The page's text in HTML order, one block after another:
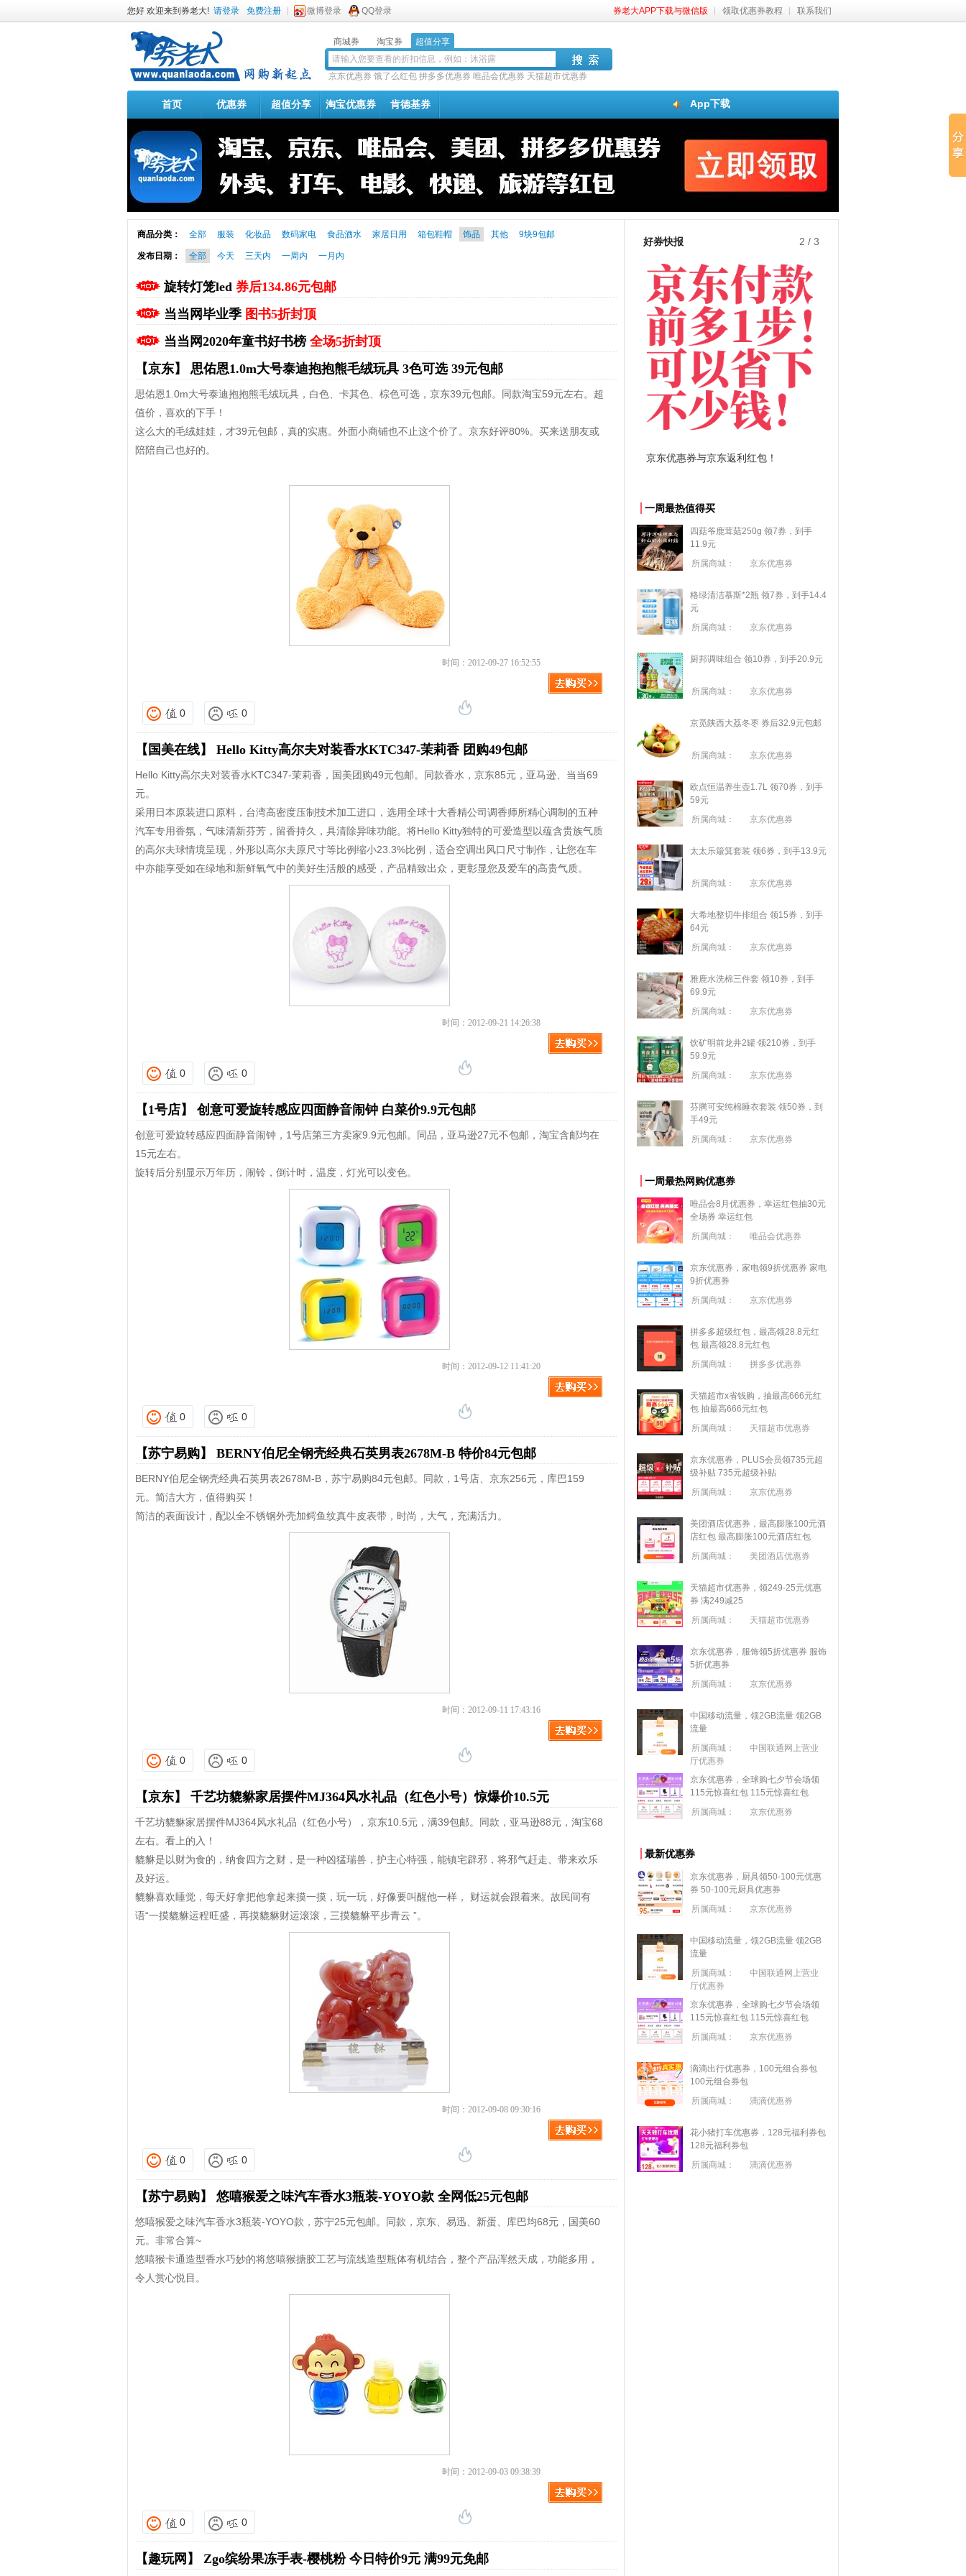
您好 欢迎来到券老大! 请登录 免费注册 微博登录 QQ登录 券老大APP下载与微信版 领取优惠券教程 联系我们
商城券 淘宝券 超值分享
京东优惠券 饿了么红包 拼多多优惠券 唯品会优惠券 天猫超市优惠券
App下载
首页 优惠券 超值分享 淘宝优惠券 肯德基券
商品分类： 全部 服装 化妆品 数码家电 食品酒水 家居日用 箱包鞋帽 饰品 其他 9块9包邮
发布日期： 全部 今天 三天内 一周内 一月内
旋转灯笼led 券后134.86元包邮
当当网毕业季 图书5折封顶
当当网2020年童书好书榜 全场5折封顶
【京东】 思佑恩1.0m大号泰迪抱抱熊毛绒玩具 3色可选 39元包邮
思佑恩1.0m大号泰迪抱抱熊毛绒玩具，白色、卡其色、棕色可选，京东39元包邮。同款淘宝59元左右。超
值价，喜欢的下手！
这么大的毛绒娃娃，才39元包邮，真的实惠。外面小商铺也不止这个价了。京东好评80%。买来送朋友或
陪陪自己也好的。
时间：2012-09-27 16:52:55
0 0
【国美在线】 Hello Kitty高尔夫对装香水KTC347-茉莉香 团购49包邮
Hello Kitty高尔夫对装香水KTC347-茉莉香，国美团购49元包邮。同款香水，京东85元，亚马逊、当当69
元。
采用日本原装进口原料，台湾高密度压制技术加工进口，选用全球十大香精公司调香师所精心调制的五种
汽车专用香氛，气味清新芬芳，留香持久，具清除异味功能。将Hello Kitty独特的可爱造型以蕴含贵族气质
的高尔夫球情境呈现，外形以高尔夫原尺寸等比例缩小23.3%比例，适合空调出风口尺寸制作，让您在车
中亦能享受如在绿地和新鲜氧气中的美好生活般的感受，产品精致出众，更彰显您及爱车的高贵气质。
时间：2012-09-21 14:26:38
0 0
【1号店】 创意可爱旋转感应四面静音闹钟 白菜价9.9元包邮
创意可爱旋转感应四面静音闹钟，1号店第三方卖家9.9元包邮。同品，亚马逊27元不包邮，淘宝含邮均在
15元左右。
旋转后分别显示万年历，闹铃，倒计时，温度，灯光可以变色。
时间：2012-09-12 11:41:20
0 0
【苏宁易购】 BERNY伯尼全钢壳经典石英男表2678M-B 特价84元包邮
BERNY伯尼全钢壳经典石英男表2678M-B，苏宁易购84元包邮。同款，1号店、京东256元，库巴159
元。简洁大方，值得购买！
简洁的表面设计，配以全不锈钢外壳加鳄鱼纹真牛皮表带，时尚，大气，充满活力。
时间：2012-09-11 17:43:16
0 0
【京东】 千艺坊貔貅家居摆件MJ364风水礼品（红色小号）惊爆价10.5元
千艺坊貔貅家居摆件MJ364风水礼品（红色小号），京东10.5元，满39包邮。同款，亚马逊88元，淘宝68
左右。看上的入！
貔貅是以财为食的，纳食四方之财，是一种凶猛瑞兽，护主心特强，能镇宅辟邪，将邪气赶走、带来欢乐
及好运。
貔貅喜欢睡觉，每天好拿把他拿起来摸一摸，玩一玩，好像要叫醒他一样， 财运就会跟着来。故民间有
语“一摸貔貅运程旺盛，再摸貔貅财运滚滚，三摸貔貅平步青云 ”。
时间：2012-09-08 09:30:16
0 0
【苏宁易购】 悠嘻猴爱之味汽车香水3瓶装-YOYO款 全网低25元包邮
悠嘻猴爱之味汽车香水3瓶装-YOYO款，苏宁25元包邮。同款，京东、易迅、新蛋、库巴均68元，国美60
元。非常合算~
悠嘻猴卡通造型香水巧妙的将悠嘻猴搪胶工艺与流线造型瓶体有机结合，整个产品浑然天成，功能多用，
令人赏心悦目。
时间：2012-09-03 09:38:39
0 0
【趣玩网】 Zgo缤纷果冻手表-樱桃粉 今日特价9元 满99元免邮
好券快报 3 / 3
拼多多优惠券+拼多多返利
一周最热值得买
四菇爷鹿茸菇250g 领7券，到手
11.9元
所属商城：
京东优惠券
格绿清洁慕斯*2瓶 领7券，到手14.4
元
所属商城：
京东优惠券
厨邦调味组合 领10券，到手20.9元
所属商城： 京东优惠券
京觅陕西大荔冬枣 券后32.9元包邮
所属商城： 京东优惠券
欧点恒温养生壶1.7L 领70券，到手
59元
所属商城：
京东优惠券
太太乐簸箕套装 领6券，到手13.9元
所属商城： 京东优惠券
大希地整切牛排组合 领15券，到手
64元
所属商城：
京东优惠券
雅鹿水洗棉三件套 领10券，到手
69.9元
所属商城：
京东优惠券
饮矿明前龙井2罐 领210券，到手
59.9元
所属商城：
京东优惠券
芬腾可安纯棉睡衣套装 领50券，到
手49元
所属商城：
京东优惠券
一周最热网购优惠券
唯品会8月优惠券，幸运红包抽30元
全场券 幸运红包
所属商城：
唯品会优惠券
京东优惠券，家电领9折优惠券 家电
9折优惠券
所属商城：
京东优惠券
拼多多超级红包，最高领28.8元红
包 最高领28.8元红包
所属商城：
拼多多优惠券
天猫超市x省钱购，抽最高666元红
包 抽最高666元红包
所属商城：
天猫超市优惠券
京东优惠券，PLUS会员领735元超
级补贴 735元超级补贴
所属商城：
京东优惠券
美团酒店优惠券，最高膨胀100元酒
店红包 最高膨胀100元酒店红包
所属商城：
美团酒店优惠券
天猫超市优惠券，领249-25元优惠
券 满249减25
所属商城：
天猫超市优惠券
京东优惠券，服饰领5折优惠券 服饰
5折优惠券
所属商城：
京东优惠券
中国移动流量，领2GB流量 领2GB
流量
所属商城：
中国联通网上营业
厅优惠券
京东优惠券，全球购七夕节会场领
115元惊喜红包 115元惊喜红包
所属商城：
京东优惠券
最新优惠券
京东优惠券，厨具领50-100元优惠
券 50-100元厨具优惠券
所属商城：
京东优惠券
中国移动流量，领2GB流量 领2GB
流量
所属商城：
中国联通网上营业
厅优惠券
京东优惠券，全球购七夕节会场领
115元惊喜红包 115元惊喜红包
所属商城：
京东优惠券
滴滴出行优惠券，100元组合券包
100元组合券包
所属商城：
滴滴优惠券
花小猪打车优惠券，128元福利券包
128元福利券包
所属商城：
滴滴优惠券